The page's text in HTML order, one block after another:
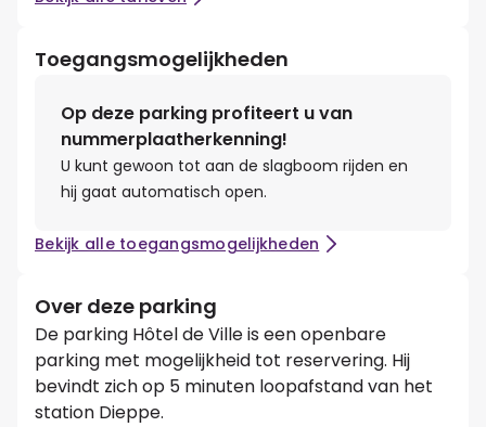
Toegangsmogelijkheden
Op deze parking profiteert u van
nummerplaatherkenning!
U kunt gewoon tot aan de slagboom rijden en
hij gaat automatisch open.
Bekijk alle toegangsmogelijkheden
Over deze parking
De parking Hôtel de Ville is een openbare
parking met mogelijkheid tot reservering. Hij
bevindt zich op 5 minuten loopafstand van het
station Dieppe.